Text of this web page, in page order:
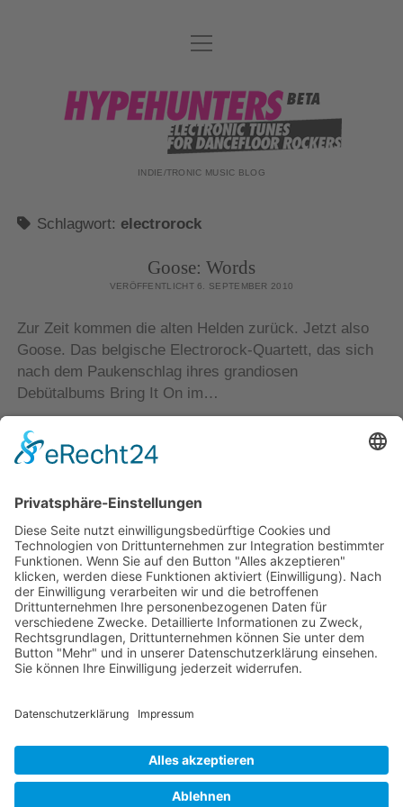
DATENSCHUTZ
DJ-TEAM
ABOUT
Menü
öffnen
hypehunters
INDIE/TRONIC MUSIC BLOG
Schlagwort: electrorock
Goose: Words
VERÖFFENTLICHT 6. SEPTEMBER 2010
Zur Zeit kommen die alten Helden zurück. Jetzt also
Goose. Das belgische Electrorock-Quartett, das sich
nach dem Paukenschlag ihres grandiosen
Debütalbums Bring It On im…
WEITERLESEN GOOSE:
Klaxons: Echoes
VERÖFFENTLICHT 24. AUGUST 2010
Über drei Jahre ist es schon wieder her, dass die
Klaxons mit ihrem Debütalbum Myths Of The Near
Future den New Rave eingeläutet haben. New-Rave-
Hype…
WEITERLESEN
KLAXONS:KOMMENTARE SIND GESCHLOSSEN